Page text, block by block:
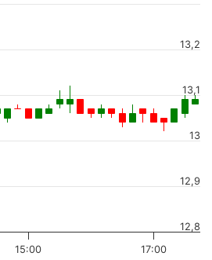
15:00 17:00
12,8
12,9
13
13,1
13,2